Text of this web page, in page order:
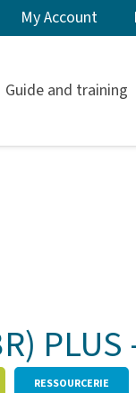
My Account
Guide and training
PLUS
RESSOURCERIE